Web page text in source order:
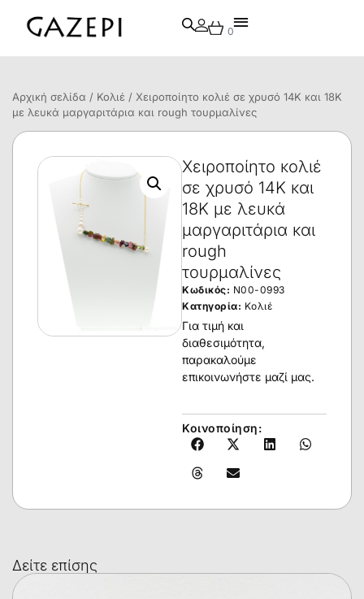
0
Αρχική σελίδα / Κολιέ / Χειροποίητο κολιέ σε χρυσό 14Κ και 18Κ
με λευκά μαργαριτάρια και rough τουρμαλίνες
Χειροποίητο κολιέ
σε χρυσό 14Κ και
18Κ με λευκά
μαργαριτάρια και
rough
τουρμαλίνες
Κωδικός: N00-0993
Κατηγορία: Κολιέ
Για τιμή και
διαθεσιμότητα,
παρακαλούμε
επικοινωνήστε μαζί μας.
Κοινοποίηση:
Δείτε επίσης